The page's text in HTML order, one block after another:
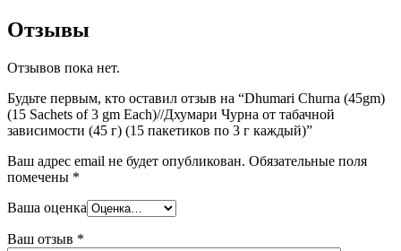
Отзывы
Отзывов пока нет.
Будьте первым, кто оставил отзыв на “Dhumari Churna (45gm)
(15 Sachets of 3 gm Each)//Дхумари Чурна от табачной
зависимости (45 г) (15 пакетиков по 3 г каждый)”
Ваш адрес email не будет опубликован. Обязательные поля
помечены *
Ваша оценка
Ваш отзыв *